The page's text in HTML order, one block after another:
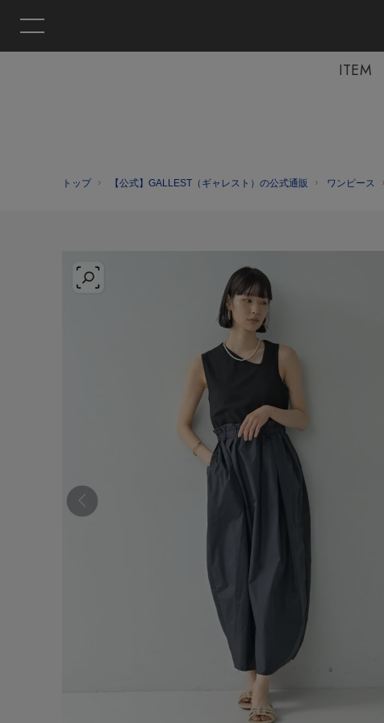
ITEM
トップ 【公式】GALLEST（ギャレスト）の公式通販 ワンピース